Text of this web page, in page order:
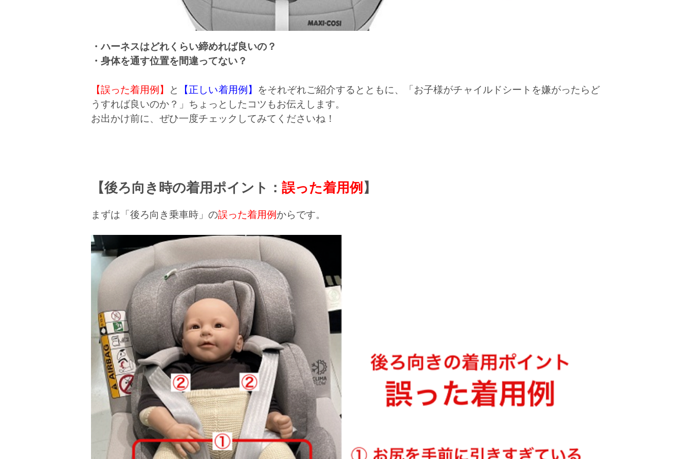
・ハーネスはどれくらい締めれば良いの？
・身体を通す位置を間違ってない？
【誤った着用例】 と 【正しい着用例】
をそれぞれご紹介するとともに、「お子様がチャイルドシートを嫌がったらど
うすれば良いのか？」ちょっとしたコツもお伝えします。
お出かけ前に、ぜひ一度チェックしてみてくださいね！
【後ろ向き時の着用ポイント： 誤った着用例 】
まずは「後ろ向き乗車時」の誤った着用例 からです。